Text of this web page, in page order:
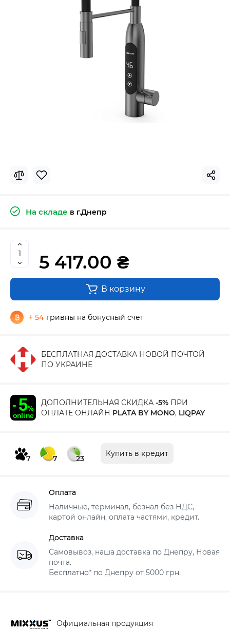
На складе в г.Днепр
5 417.00 ₴
В корзину
+ 54 гривны на бонусный счет
БЕСПЛАТНАЯ ДОСТАВКА НОВОЙ ПОЧТОЙ
ПО УКРАИНЕ
ДОПОЛНИТЕЛЬНАЯ СКИДКА -5% ПРИ
ОПЛАТЕ ОНЛАЙН PLATA BY MONO, LIQPAY
7 7 23
Купить в кредит
Оплата
Наличные, терминал, безнал без НДС,
картой онлайн, оплата частями, кредит.
Доставка
Самовывоз, наша доставка по Днепру, Новая
почта.
Бесплатно* по Днепру от 5000 грн.
Официальная продукция